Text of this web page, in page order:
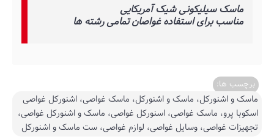
ماسک سیلیکونی شیک آمریکایی
مناسب برای استفاده غواصان تمامی رشته ها
برچسب ها:
ماسک و اشنورکل، ماسک و اشنورکل، ماسک غواصی، اشنورکل غواصی
اسکوبا پرو، ماسک غواصی، اسنورکل غواصی، ماسک و اشنورکل غواصی،
تجهیزات غواصی، وسایل غواصی، لوازم غواصی، ست ماسک و اشنورکل